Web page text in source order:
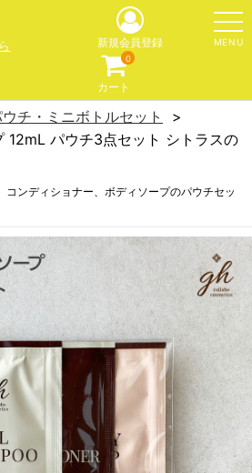
MENU
新規会員登録
カート
0
チ・ミニボトルセット
12mL パウチ3点セット シトラスの
コンディショナー、ボディソープのパウチセッ